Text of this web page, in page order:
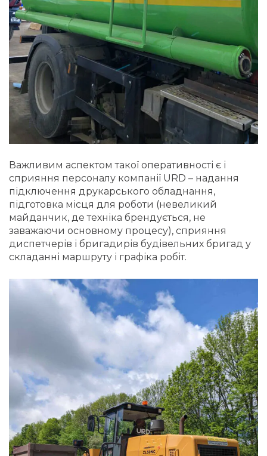
Важливим аспектом такої оперативності є і
сприяння персоналу компанії URD – надання
підключення друкарського обладнання,
підготовка місця для роботи (невеликий
майданчик, де техніка брендується, не
заважаючи основному процесу), сприяння
диспетчерів і бригадирів будівельних бригад у
складанні маршруту і графіка робіт.